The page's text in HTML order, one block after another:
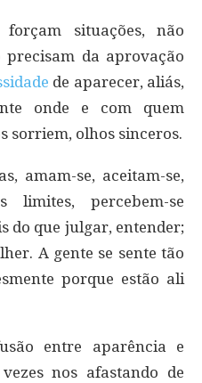
forçam situações, não
precisam da aprovação
de aparecer, aliás,
onde e com quem
sorriem, olhos sinceros.
amam-se, aceitam-se,
limites, percebem-se
do que julgar, entender;
A gente se sente tão
porque estão ali
entre aparência e
nos afastando de